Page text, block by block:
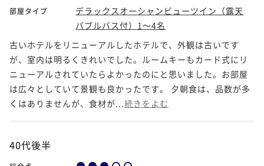
部屋タイプ
デラックスオーシャンビューツイン（露天
バブルバス付）1～4名
古いホテルをリニューアルしたホテルで、外観は古いです
が、室内は明るくきれいでした。ルームキーもカード式にリ
ニューアルされていたらよかったのにと思いました。お部屋
は広々としていて景観も良かったです。 夕朝食は、品数が多
くはありませんが、食材が... 続きをよむ
40代後半